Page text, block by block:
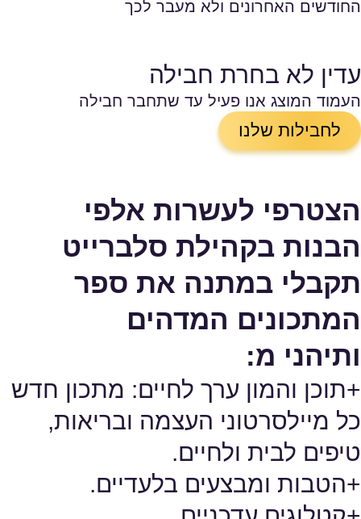
החודשים האחרונים ולא מעבר לכך
עדין לא בחרת חבילה
העמוד המוצג אנו פעיל עד שתחבר חבילה
לחבילות שלנו
הצטרפי לעשרות אלפי
הבנות בקהילת סלברייט
תקבלי במתנה את ספר
המתכונים המדהים
ותיהני מ:
+תוכן והמון ערך לחיים: מתכון חדש
כל מיילסרטוני העצמה ובריאות,
טיפים לבית ולחיים.
+הטבות ומבצעים בלעדיים.